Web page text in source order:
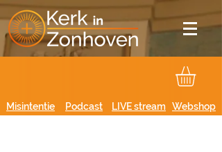
Podcast
Misintentie LIVE stream Webshop